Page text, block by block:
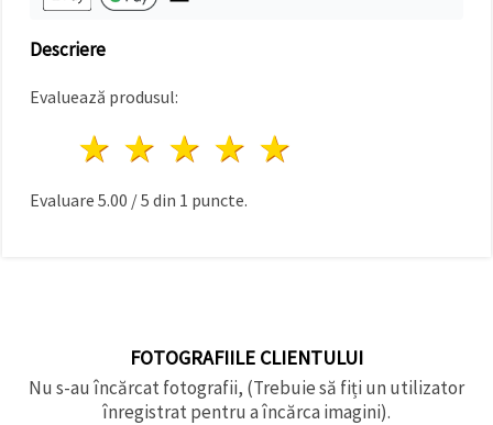
Descriere
Evaluează produsul:
4 stele
3 stele
2 stele
1 stea
Evaluare 5.00 /5 din 1 puncte.
FOTOGRAFIILE CLIENTULUI
Nu s-au încărcat fotografii, (Trebuie să fiți un utilizator
înregistrat pentru a încărca imagini).